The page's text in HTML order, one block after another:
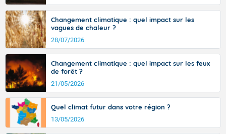
Changement climatique : quel impact sur les
vagues de chaleur ?
28/07/2026
Changement climatique : quel impact sur les feux
de forêt ?
21/05/2026
Quel climat futur dans votre région ?
13/05/2026